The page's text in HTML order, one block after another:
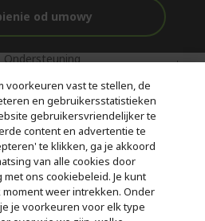
od umowy
Ondersteuning
aankoop
Met 0%
Rente
van de producten en diensten die
voorkeuren vast te stellen, de
en gebruikersstatistieken
gebruikersvriendelijker te
content en advertentie te
te klikken, ga je akkoord
van alle cookies door
ons cookiebeleid. Je kunt
weer intrekken. Onder
je voorkeuren voor elk type